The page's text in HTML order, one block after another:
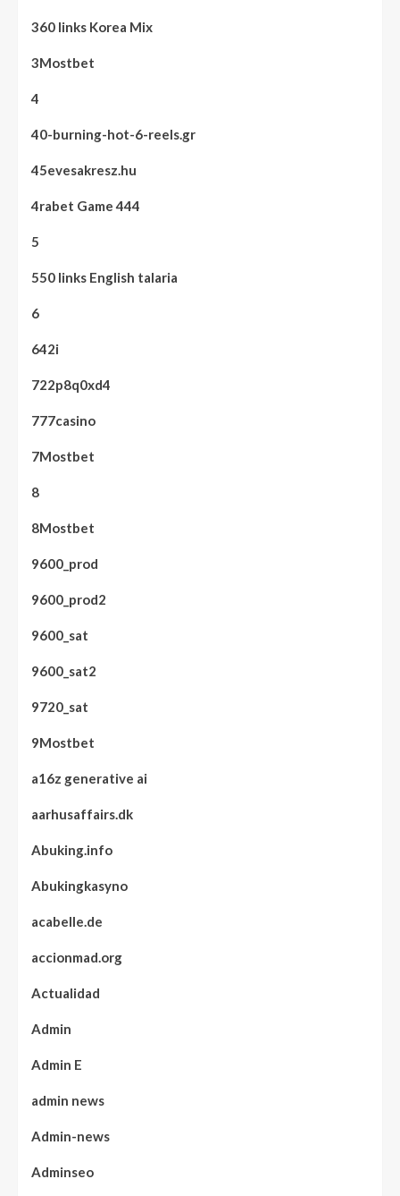
360 links Korea Mix
3Mostbet
4
40-burning-hot-6-reels.gr
45evesakresz.hu
4rabet Game 444
5
550 links English talaria
6
642i
722p8q0xd4
777casino
7Mostbet
8
8Mostbet
9600_prod
9600_prod2
9600_sat
9600_sat2
9720_sat
9Mostbet
a16z generative ai
aarhusaffairs.dk
Abuking.info
Abukingkasyno
acabelle.de
accionmad.org
Actualidad
Admin
Admin E
admin news
Admin-news
Adminseo